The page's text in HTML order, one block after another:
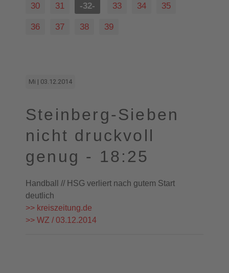
30 31 -32- 33 34 35
36 37 38 39
Mi | 03.12.2014
Steinberg-Sieben
nicht druckvoll
genug - 18:25
Handball // HSG verliert nach gutem Start
deutlich
>> kreiszeitung.de
>> WZ / 03.12.2014